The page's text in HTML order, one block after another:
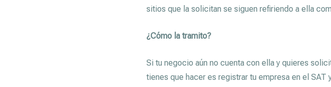
sitios que la solicitan se siguen refiriendo a ella
¿Cómo la tramito?
Si tu negocio aún no cuenta con ella y quieres
tienes que hacer es registrar tu empresa en el